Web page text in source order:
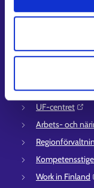
Anvisningar
Stöd och
UF-centret⁠
Arbets- och
Work in Finland⁠